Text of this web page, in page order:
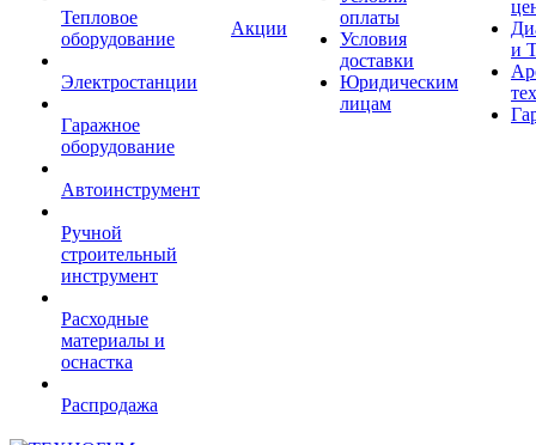
Тепловое
оборудование
Электростанции
Гаражное
оборудование
Автоинструмент
Ручной
строительный
инструмент
Расходные
материалы и
оснастка
Распродажа
Акции
оплаты
Условия
доставки
Юридическим
лицам
и